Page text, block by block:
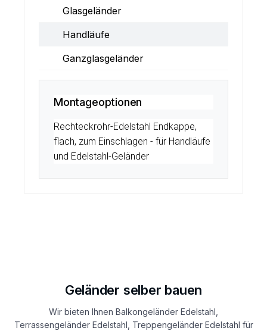
Glasgeländer
Handläufe
Ganzglasgeländer
Montageoptionen
Rechteckrohr-Edelstahl Endkappe,
flach, zum Einschlagen - für Handläufe
und Edelstahl-Geländer
Geländer selber bauen
Wir bieten Ihnen Balkongeländer Edelstahl,
Terrassengeländer Edelstahl, Treppengeländer Edelstahl für